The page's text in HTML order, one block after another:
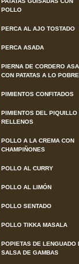
POLLO
PERCA AL AJO TOSTADO
PERCA ASADA
PIERNA DE CORDERO
CON PATATAS A LO POBRE
PIMIENTOS CONFITADOS
PIMIENTOS DEL PIQUILLO
RELLENOS
POLLO A LA CREMA CON
CHAMPIÑONES
POLLO AL CURRY
POLLO AL LIMÓN
POLLO SENTADO
POLLO TIKKA MASALA
POPIETAS DE LENGUADO
SALSA DE GAMBAS